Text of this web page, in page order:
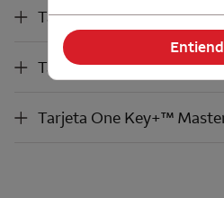
Rewards Visa
TarjetaHotels.com®
Tarjeta
One Key™
Mastercard
TarjetaOne Key™
Tarjeta
One Key
Mastercard
Tarjeta One Key+™